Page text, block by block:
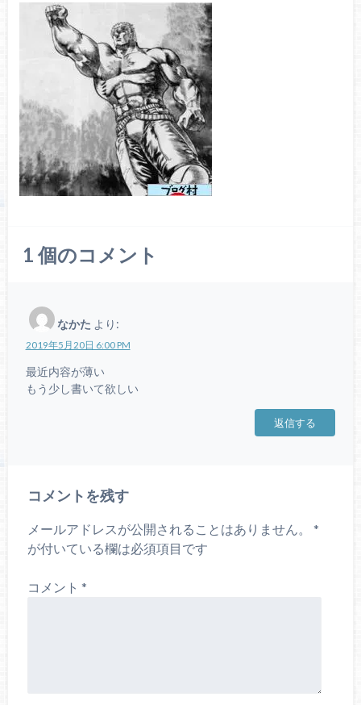
1 個のコメント
なかた より:
2019年5月20日 6:00 PM
最近内容が薄い
もう少し書いて欲しい
返信する
コメントを残す
メールアドレスが公開されることはありません。
*
が付いている欄は必須項目です
コメント *